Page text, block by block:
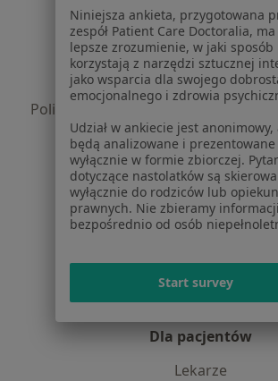
Serwis
Regulamin
Polityka prywatności
Polityka prywatności
Polityka prywatności dla
dane pozyskaliśmy
Polityka cookies
Jak działają wyniki
Dostępność
O nas
Rekrutujemy!
Partnerzy
Centrum prasowe
Kontakt
Dla pacjentów
Lekarze
Niniejsza ankieta, przygotowana
zespół Patient Care Doctoralia,
lepsze zrozumienie, w jaki sposób
korzystają z narzędzi sztucznej
jako wsparcia dla swojego
emocjonalnego i zdrowia
Udział w ankiecie jest anonimowy,
będą analizowane i prezentowane
wyłącznie w formie zbiorczej.
dotyczące nastolatków są
wyłącznie do rodziców lub
prawnych. Nie zbieramy informacji
bezpośrednio od osób
Start survey